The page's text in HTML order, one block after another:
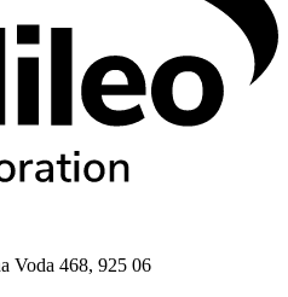
Voda 468, 925 06